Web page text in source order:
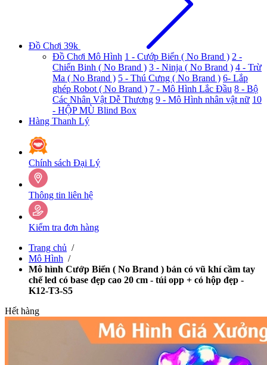
Đồ Chơi 39k
Đồ Chơi Mô Hình 1 - Cướp Biển ( No Brand ) 2 -
Chiến Binh ( No Brand ) 3 - Ninja ( No Brand ) 4 - Trừ
Ma ( No Brand ) 5 - Thú Cưng ( No Brand ) 6- Lắp
ghép Robot ( No Brand ) 7 - Mô Hình Lắc Đầu 8 - Bộ
Các Nhân Vật Dễ Thương 9 - Mô Hình nhân vật nữ 10
- HỘP MÙ Blind Box
Hàng Thanh Lý
Chính sách Đại Lý
Thông tin liên hệ
Kiểm tra đơn hàng
Trang chủ /
Mô Hình /
Mô hình Cướp Biển ( No Brand ) bản có vũ khí cầm tay
chế led có base đẹp cao 20 cm - túi opp + có hộp đẹp -
K12-T3-S5
Hết hàng